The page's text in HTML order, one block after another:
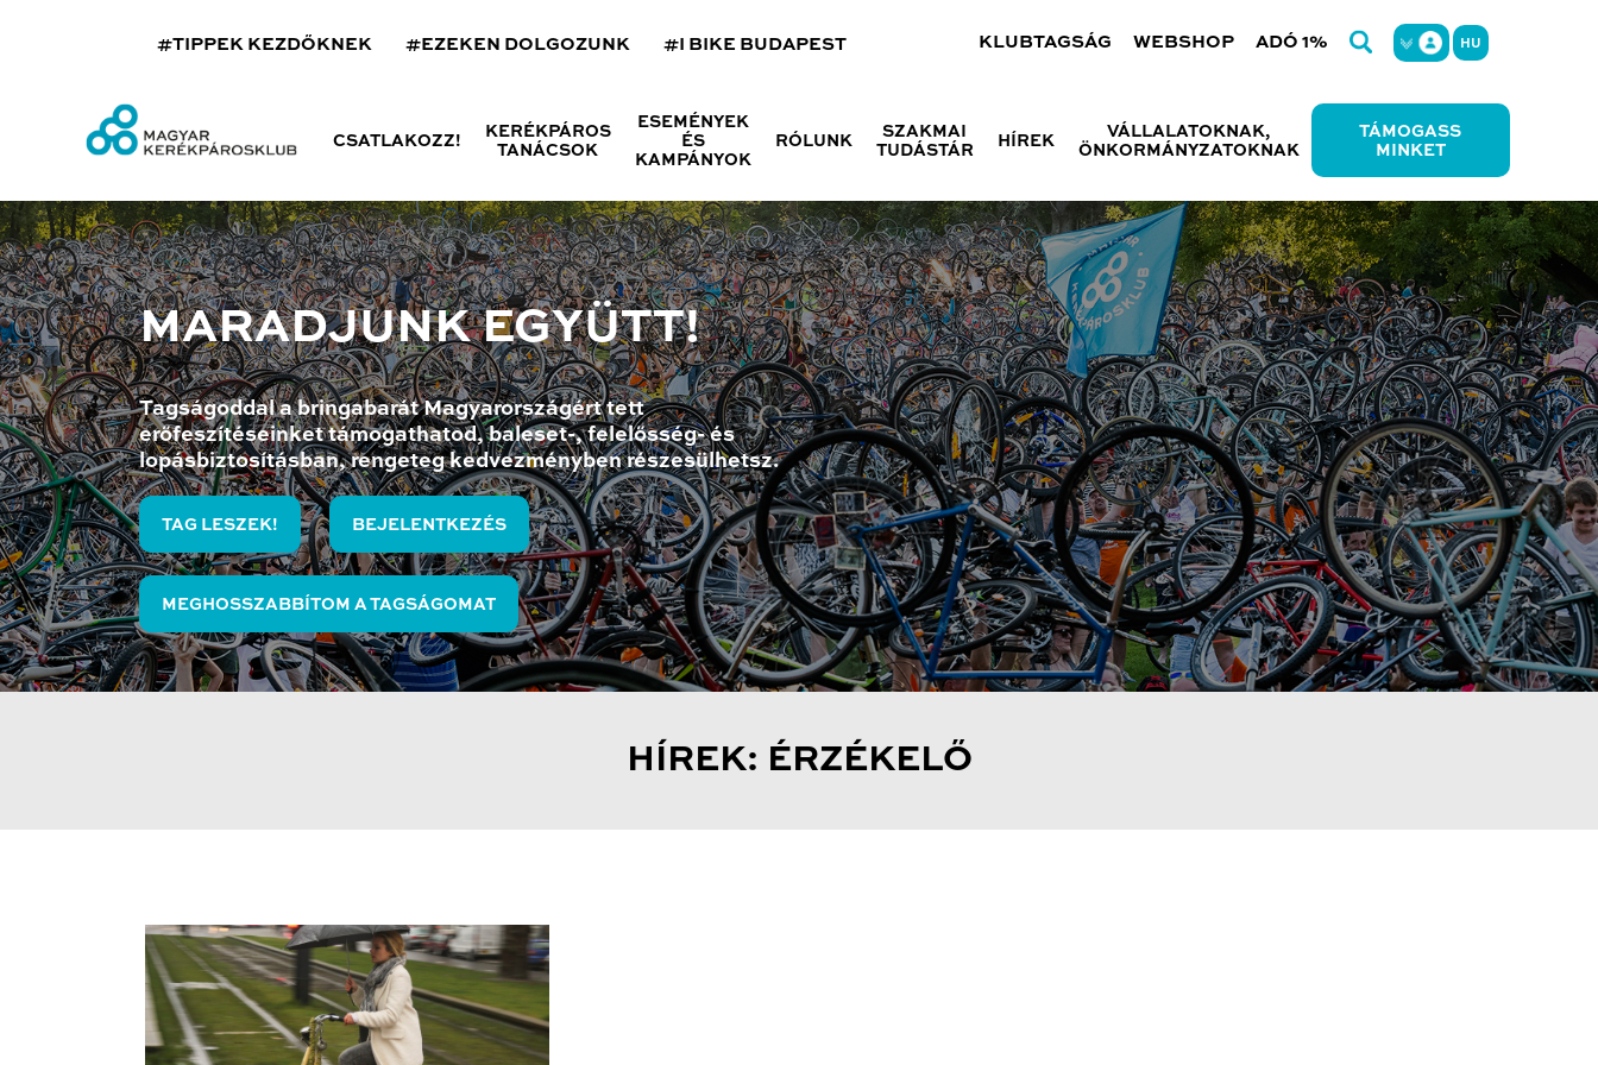
#TIPPEK KEZDŐKNEK #EZEKEN DOLGOZUNK #I BIKE BUDAPEST KLUBTAGSÁG WEBSHOP ADÓ 1% HU
CSATLAKOZZ!
KERÉKPÁROS
TANÁCSOK
ESEMÉNYEK
ÉS
KAMPÁNYOK
RÓLUNK
SZAKMAI
TUDÁSTÁR
HÍREK
VÁLLALATOKNAK,
ÖNKORMÁNYZATOKNAK
TÁMOGASS
MINKET
MARADJUNK EGYÜTT!
Tagságoddal a bringabarát Magyarországért tett
erőfeszítéseinket támogathatod, baleset-, felelősség- és
lopásbiztosításban, rengeteg kedvezményben részesülhetsz.
TAG LESZEK! BEJELENTKEZÉS
MEGHOSSZABBÍTOM A TAGSÁGOMAT
HÍREK: ÉRZÉKELŐ